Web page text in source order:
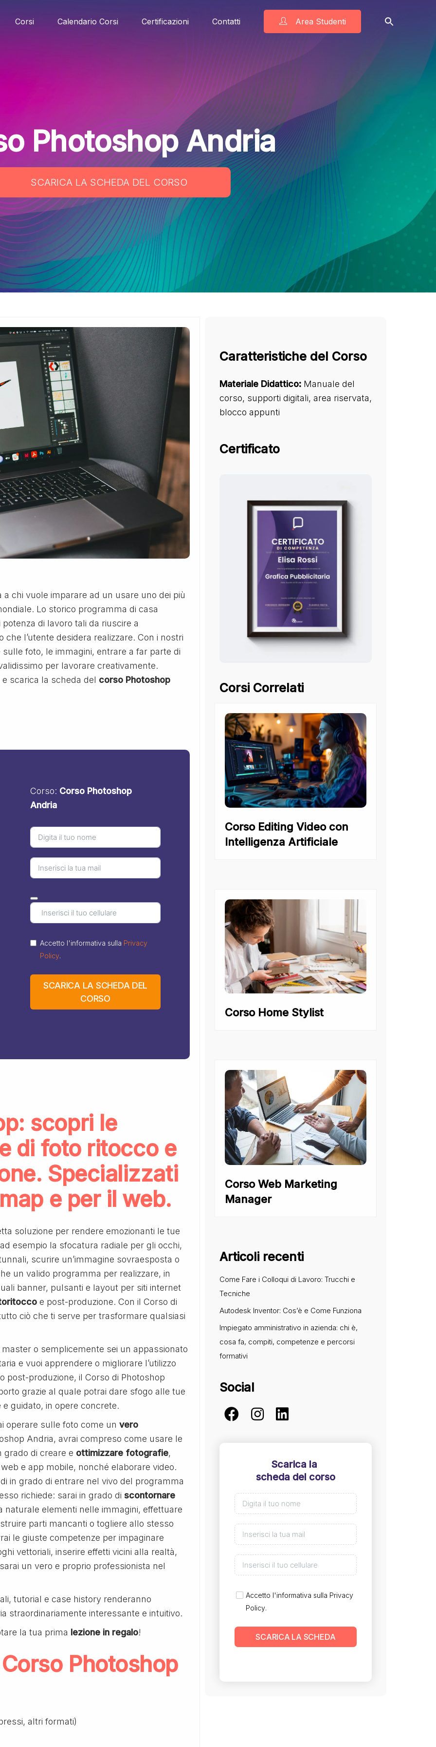
Corsi Calendario Corsi Certificazioni Contatti Area Studenti
Photoshop Andria
SCARICA LA SCHEDA DEL CORSO
a chi vuole imparare ad un usare uno dei più
Lo storico programma di casa
di lavoro tali da riuscire a
l’utente desidera realizzare. Con i nostri
sulle foto, le immagini, entrare a far parte di
per lavorare creativamente.
scarica la scheda del corso Photoshop
Corso: Corso Photoshop
Andria
Accetto l'informativa sulla Privacy
Policy.
SCARICA LA SCHEDA DEL
CORSO
scopri le
di foto ritocco e
Specializzati
e per il web.
soluzione per rendere emozionanti le tue
esempio la sfocatura radiale per gli occhi,
scurire un’immagine sovraesposta o
un valido programma per realizzare, in
banner, pulsanti e layout per siti internet
e post-produzione. Con il Corso di
ciò che ti serve per trasformare qualsiasi
o semplicemente sei un appassionato
e vuoi apprendere o migliorare l’utilizzo
post-produzione, il Corso di Photoshop
grazie al quale potrai dare sfogo alle tue
guidato, in opere concrete.
operare sulle foto come un vero
Andria, avrai compreso come usare le
grado di creare e ottimizzare fotografie,
e app mobile, nonché elaborare video.
in grado di entrare nel vivo del programma
richiede: sarai in grado di scontornare
naturale elementi nelle immagini, effettuare
parti mancanti o togliere allo stesso
le giuste competenze per impaginare
vettoriali, inserire effetti vicini alla realtà,
un vero e proprio professionista nel
tutorial e case history renderanno
straordinariamente interessante e intuitivo.
la tua prima lezione in regalo!
Photoshop
altri formati)
Caratteristiche del Corso
Materiale Didattico:Manuale del
corso, supporti digitali, area riservata,
blocco appunti
Certificato
Corsi Correlati
Corso Editing Video con
Intelligenza Artificiale
Corso Home Stylist
Corso Web Marketing
Manager
Articoli recenti
Come Fare i Colloqui di Lavoro: Trucchi e
Tecniche
Autodesk Inventor: Cos’è e Come Funziona
Impiegato amministrativo in azienda: chi è,
cosa fa, compiti, competenze e percorsi
formativi
Social
Scarica la
scheda del corso
Accetto l'informativa sulla Privacy
Policy.
SCARICA LA SCHEDA